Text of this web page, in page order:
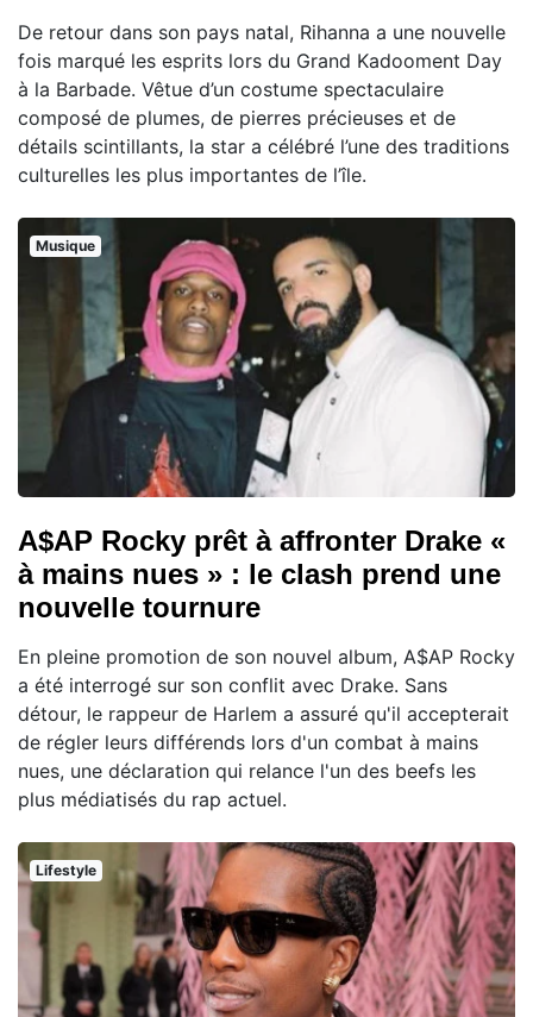
De retour dans son pays natal, Rihanna a une nouvelle
fois marqué les esprits lors du Grand Kadooment Day
à la Barbade. Vêtue d’un costume spectaculaire
composé de plumes, de pierres précieuses et de
détails scintillants, la star a célébré l’une des traditions
culturelles les plus importantes de l’île.
Musique
A$AP Rocky prêt à affronter Drake «
à mains nues » : le clash prend une
nouvelle tournure
En pleine promotion de son nouvel album, A$AP Rocky
a été interrogé sur son conflit avec Drake. Sans
détour, le rappeur de Harlem a assuré qu'il accepterait
de régler leurs différends lors d'un combat à mains
nues, une déclaration qui relance l'un des beefs les
plus médiatisés du rap actuel.
Lifestyle